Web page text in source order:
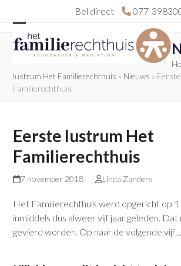
content
Bel direct 077-
Open
mobile
menu
Close
mobile
menu
lustrum Het Familierechthuis » Nieuws »
Familierechthuis
Eerste lustrum Het
Familierechthuis
7 november 2018 Linda Zanders
Het Familierechthuis werd opgericht op
inmiddels dus alweer vijf jaar geleden.
gevierd worden. Op naar de volgende